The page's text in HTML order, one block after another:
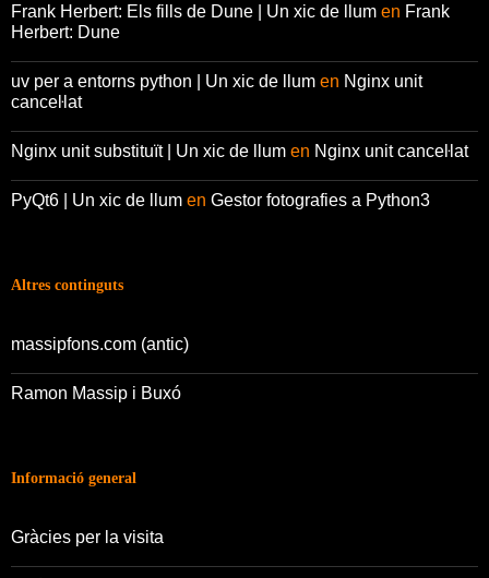
Frank Herbert: Els fills de Dune | Un xic de llum en Frank
Herbert: Dune
uv per a entorns python | Un xic de llum en Nginx unit
canceŀlat
Nginx unit substituït | Un xic de llum en Nginx unit canceŀlat
PyQt6 | Un xic de llum en Gestor fotografies a Python3
Altres continguts
massipfons.com (antic)
Ramon Massip i Buxó
Informació general
Gràcies per la visita